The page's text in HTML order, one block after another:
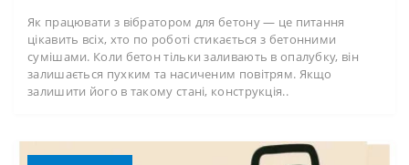
Як працювати з вібратором для бетону — це питання
цікавить всіх, хто по роботі стикається з бетонними
сумішами. Коли бетон тільки заливають в опалубку, він
залишається пухким та насиченим повітрям. Якщо
залишити його в такому стані, конструкція..